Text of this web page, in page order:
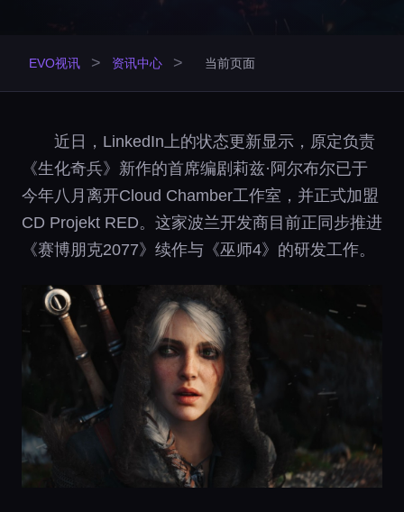
EVO视讯 > 资讯中心 > 当前页面
近日，LinkedIn上的状态更新显示，原定负责
《生化奇兵》新作的首席编剧莉兹·阿尔布尔已于
今年八月离开Cloud Chamber工作室，并正式加盟
CD Projekt RED。这家波兰开发商目前正同步推进
《赛博朋克2077》续作与《巫师4》的研发工作。